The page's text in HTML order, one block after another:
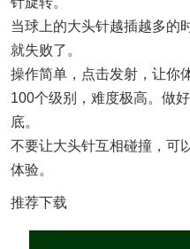
当球上的大头针越插越多的
就失败了。
操作简单，点击发射，让你
100个级别，难度极高。做
底。
不要让大头针互相碰撞，可
体验。
推荐下载